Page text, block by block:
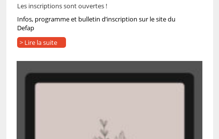
Les inscriptions sont ouvertes !
Infos, programme et bulletin d’inscription sur le site du
Defap
> Lire la suite